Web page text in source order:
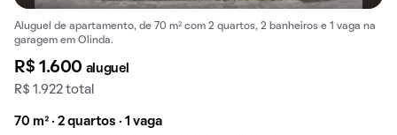
Aluguel de apartamento, de 70 m² com 2 quartos, 2 banheiros e 1 vaga na
garagem em Olinda.
R$ 1.600 aluguel
R$ 1.922 total
70 m² · 2 quartos · 1 vaga